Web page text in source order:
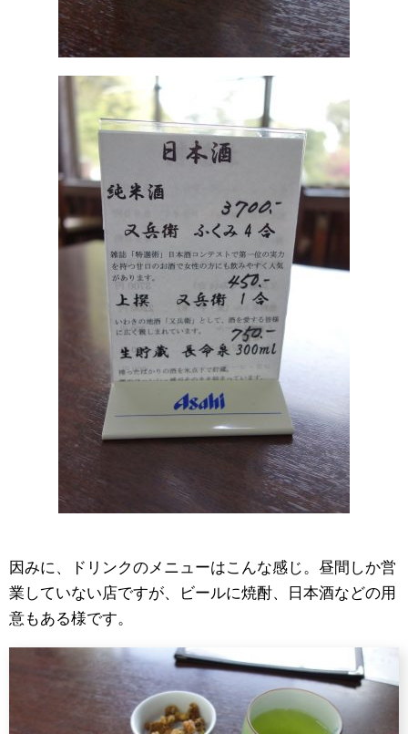
因みに、ドリンクのメニューはこんな感じ。昼間しか営
業していない店ですが、ビールに焼酎、日本酒などの用
意もある様です。